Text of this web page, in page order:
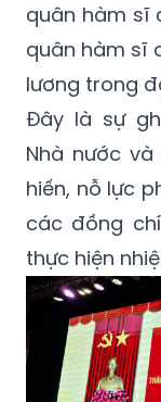
quân hàm sĩ
quân hàm sĩ
lương trong
Đây là sự
Nhà nước
hiến, nỗ lực
các đồng
thực hiện